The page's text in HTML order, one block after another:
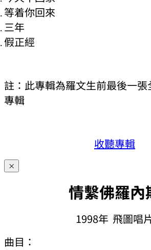
等着你回來
三年
假正經
註：此專輯為羅文生前最後一
專輯
收聽專輯
×
情繫佛羅內
1998年 飛圖唱
曲目：